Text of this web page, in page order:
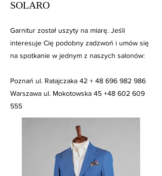
SOLARO
Garnitur został uszyty na miarę. Jeśli
interesuje Cię podobny zadzwoń i umów się
na spotkanie w jednym z naszych salonów:
Poznań ul. Ratajczaka 42 + 48 696 982 986
Warszawa ul. Mokotowska 45 +48 602 609
555